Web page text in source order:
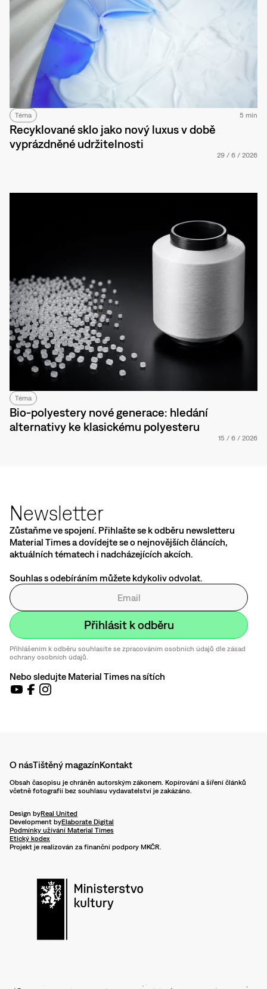
Téma 5 min
Recyklované sklo jako nový luxus v době
vyprázdněné udržitelnosti
29 / 6 / 2026
Téma
Bio-polyestery nové generace: hledání
alternativy ke klasickému polyesteru
15 / 6 / 2026
Newsletter
Zůstaňme ve spojení. Přihlašte se k odběru newsletteru
Material Times a dovídejte se o nejnovějších článcích,
aktuálních tématech i nadcházejících akcích.
Souhlas s odebíráním můžete kdykoliv odvolat.
Přihlášením k odběru souhlasíte se zpracováním osobních údajů dle zásad
ochrany osobních údajů.
Nebo sledujte Material Times na sítích
O násTištěný magazínKontakt
Obsah časopisu je chráněn autorským zákonem. Kopírování a šíření článků
včetně fotografií bez souhlasu vydavatelství je zakázáno.
Design byReal United
Development byElaborate Digital
Podmínky užívání Material Times
Etický kodex
Projekt je realizován za finanční podpory MKČR.